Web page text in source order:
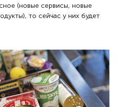
(новые сервисы, новые
то сейчас у них будет